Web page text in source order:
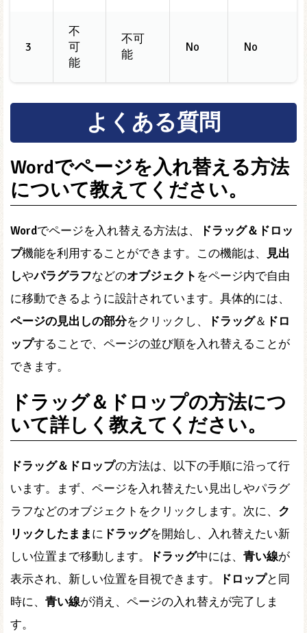
3
不
可
能
不可
能
No No
よくある質問
Wordでページを入れ替える方法
について教えてください。
Wordでページを入れ替える方法は、
ドラッグ＆ドロッ
プ機能を利用することができます。この機能は、
見出
しやパラグラフなどのオブジェクト をページ内で自由
に移動できるように設計されています。具体的には、
ページの見出しの部分をクリックし、 ドラッグ＆ ドロ
ップすることで、ページの並び順を入れ替えることが
できます。
ドラッグ＆ドロップの方法につ
いて詳しく教えてください。
ドラッグ＆ドロップの方法は、以下の手順に沿って行
います。まず、ページを入れ替えたい見出しやパラグ
ラフなどのオブジェクトをクリックします。次に、 ク
リックしたままに ドラッグを開始し、入れ替えたい新
しい位置まで移動します。
ドラッグ中には、 青い線が
表示され、新しい位置を目視できます。
ドロップと同
時に、 青い線が消え、ページの入れ替えが完了しま
す。